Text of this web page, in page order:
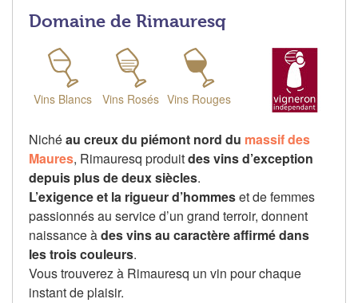
Domaine de Rimauresq
Vins Blancs Vins Rosés Vins Rouges
Nichéau creux du piémont nord du massif des
Maures, Rimauresq produitdes vins d’exception
depuis plus de deux siècles.
L’exigence et la rigueur d’hommeset de femmes
passionnés au service d’un grand terroir, donnent
naissance àdes vins au caractère affirmé dans
les trois couleurs.
Vous trouverez à Rimauresq un vin pour chaque
instant de plaisir.